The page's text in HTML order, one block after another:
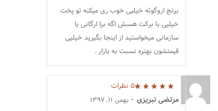
برنج اروگوئه خیلیی خوب ری میکنه تو پخت
خیلیی با برکت هسش اگه برا ارگانی یا
سازمانی میخواستید از اینجا بگیرید خیلیی
قیمتشون بهتره نسبت به بازار .
5از 5
5 نظرات
مرتضی تبریزی – بهمن 11, 1397